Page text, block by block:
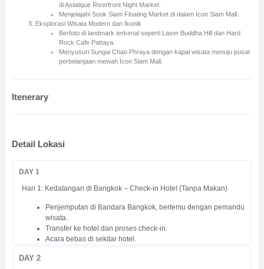
di Asiatique Riverfront Night Market.
Menjelajahi Sook Siam Floating Market di dalam Icon Siam Mall.
Eksplorasi Wisata Modern dan Ikonik
Berfoto di landmark terkenal seperti Laser Buddha Hill dan Hard
Rock Cafe Pattaya.
Menyusuri Sungai Chao Phraya dengan kapal wisata menuju pusat
perbelanjaan mewah Icon Siam Mall.
Itenerary
Detail Lokasi
DAY 1
Hari 1: Kedatangan di Bangkok – Check-in Hotel (Tanpa Makan)
Penjemputan di Bandara Bangkok, bertemu dengan pemandu
wisata.
Transfer ke hotel dan proses check-in.
Acara bebas di sekitar hotel.
DAY 2